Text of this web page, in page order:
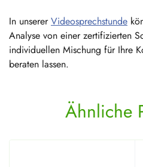
In unsererVideosprechstunde
Analyse von einer zertifizierten
individuellen Mischung für Ihre
beraten lassen.
Ähnliche